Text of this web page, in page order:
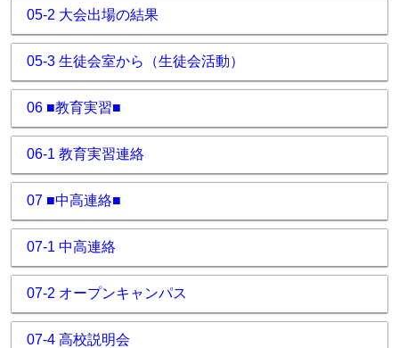
05-2 大会出場の結果
05-3 生徒会室から（生徒会活動）
06 ■教育実習■
06-1 教育実習連絡
07 ■中高連絡■
07-1 中高連絡
07-2 オープンキャンパス
07-4 高校説明会